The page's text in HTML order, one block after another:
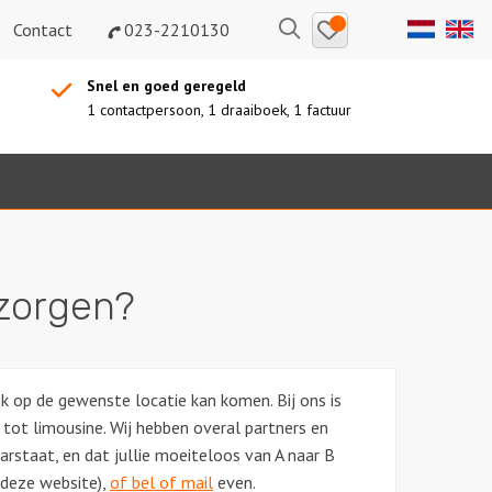
Contact 023-2210130 ZoekenBewaarde
uitjes
Snel en goed geregeld
1 contactpersoon, 1 draaiboek, 1 factuur
de gewenste locatie kan komen. Bij ons is
limousine. Wij hebben overal partners en
en dat jullie moeiteloos van A naar B
website), of bel of mail even.